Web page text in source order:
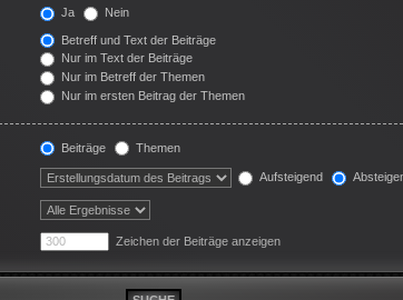
Ja Nein
Betreff und Text der Beiträge
Nur im Text der Beiträge
Nur im Betreff der Themen
Nur im ersten Beitrag der Themen
Beiträge Themen
Aufsteigend
Zeichen der Beiträge anzeigen